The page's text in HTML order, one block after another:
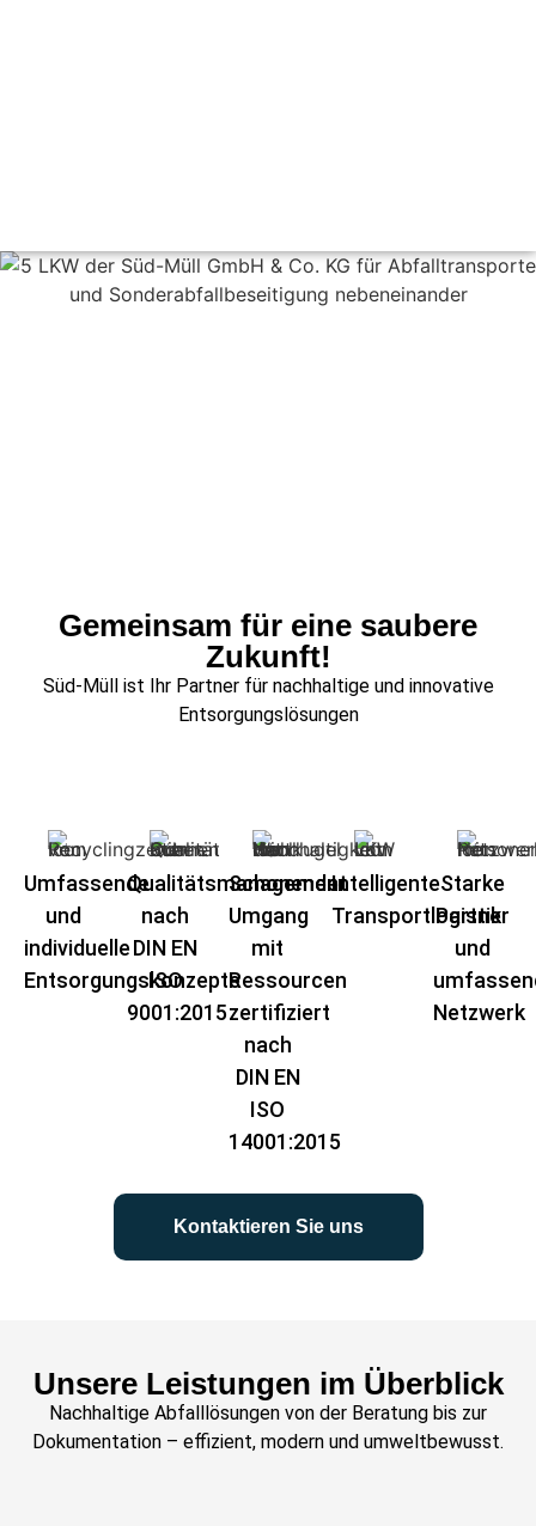
Gemeinsam für eine saubere
Zukunft!
Süd-Müll ist Ihr Partner für nachhaltige und innovative
Entsorgungslösungen
Umfassende
und
individuelle
Entsorgungskonzepte
Qualitätsmanagement
nach
DIN EN
ISO
9001:2015
Schonender
Umgang
mit
Ressourcen
zertifiziert
nach
DIN EN
ISO
14001:2015
Intelligente
Transportlogistik​
Starke
Partner
und
Netzwerk
Kontaktieren Sie uns
Unsere Leistungen im Überblick
Nachhaltige Abfalllösungen von der Beratung bis zur
Dokumentation – effizient, modern und umweltbewusst.